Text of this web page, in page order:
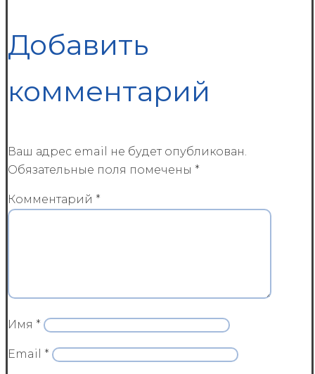
Добавить
комментарий
Ваш адрес email не будет опубликован.
Обязательные поля помечены *
Комментарий *
Имя *
Email *